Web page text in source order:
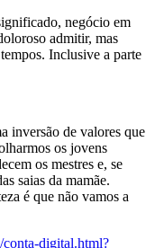
negócio em
admitir, mas
Inclusive a parte
inversão de valores que
os jovens
os mestres e, se
saias da mamãe.
é que não vamos a